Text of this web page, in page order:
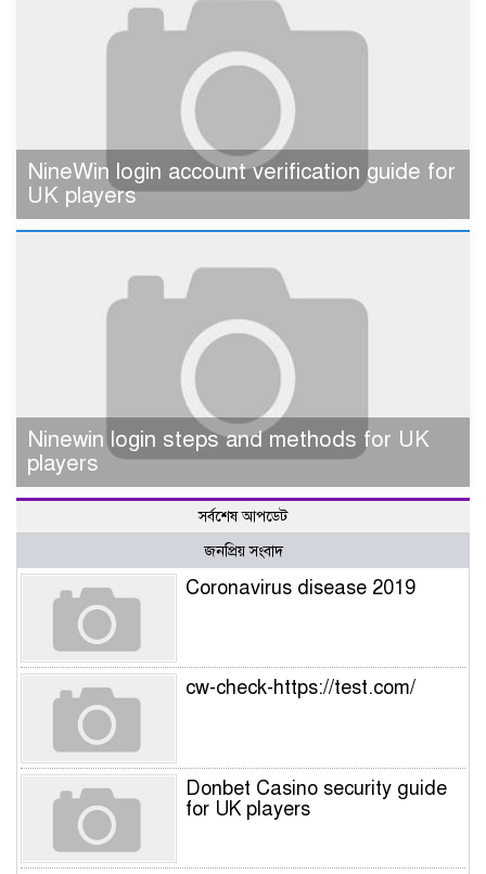
NineWin login account verification guide for
UK players
Ninewin login steps and methods for UK
players
সর্বশেষ আপডেট
জনপ্রিয় সংবাদ
Coronavirus disease 2019
cw-check-https://test.com/
Donbet Casino security guide
for UK players